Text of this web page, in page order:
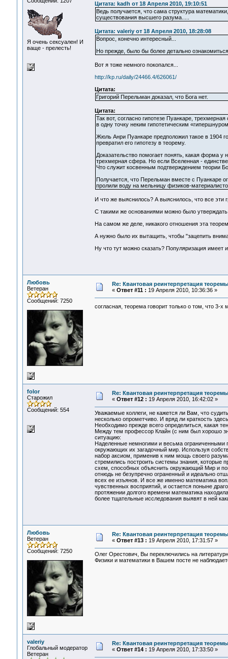
Я очень сексуален! И
ваще - прелесть!
Цитата: kadh от 18 Апреля 2010, 19:10:51
Ведь получается, что сама структура
существования высшего разума.....
Цитата: valeriy от 18 Апреля 2010, 18:28:08
Вопрос, конечно интересный...
Но прежде, было бы более детально
Вот я тоже немного покопался...
http://kp.ru/daily/24466.4/626061/
Цитата:
Григорий Перельман доказал, что Бога нет.
Цитата:
Так вот, согласно гипотезе Пуанкаре,
в одну точку неким гипотетическим
Жюль Анри Пуанкаре предположил такое в 1904
превратил его гипотезу в теорему.
Доказательство помогает понять, какая форма
трехмерная сфера. Но если Вселенная -
Что служит косвенным подтверждением теории
Получается, что Перельман вместе с Пуанкаре
пролили воду на мельницу физиков-
И что же выяснилось? А выяснилось, что все
С такими же основаниями можно было
На самом же деле, никакого отношения эта
А нужно было их вытащить, чтобы "зацепить
Ну что тут можно сказать? Популяризация имеет
Любовь
Ветеран
Сообщений: 7250
Re: Квантовая реинтерпретация
« Ответ #11 : 19 Апреля 2010, 10:36:36 »
согласная, теорема говорит только о том, что 3-
folor
Старожил
Сообщений: 554
Re: Квантовая реинтерпретация
« Ответ #12 : 19 Апреля 2010, 16:42:02 »
Уважаемые коллеги, не кажется ли Вам, что
несколько опрометчиво. И вряд ли краткость
Необходимо прежде всего определиться, какая
Между тем профессор Клайн (с ним был хорошо
ситуацию:
Наделенные немногими и весьма ограниченными
окружающих их загадочный мир. Используя
набор аксиом, применив к ним мощь своего
стремились построить системы знания, которые
схем, способных объяснить окружающий Мир и
отнюдь не безупречно ограненный и идеально
всех ее изъянов. И все же именно математика
чувственных восприятий, и остается поныне
протяжении долгого времени математика
более тщательные исследования выявят в ней
Любовь
Ветеран
Сообщений: 7250
Re: Квантовая реинтерпретация
« Ответ #13 : 19 Апреля 2010, 17:31:57 »
Олег Орестович, Вы переключились на
Физики и математики в Вашем посте не
valeriy
Глобальный модератор
Ветеран
Re: Квантовая реинтерпретация
« Ответ #14 : 19 Апреля 2010, 17:33:50 »